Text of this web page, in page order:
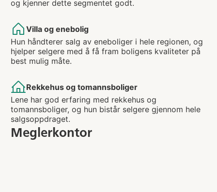
og kjenner dette segmentet godt.
Villa og enebolig
Hun håndterer salg av eneboliger i hele regionen, og
hjelper selgere med å få fram boligens kvaliteter på
best mulig måte.
Rekkehus og tomannsboliger
Lene har god erfaring med rekkehus og
tomannsboliger, og hun bistår selgere gjennom hele
salgsoppdraget.
Meglerkontor